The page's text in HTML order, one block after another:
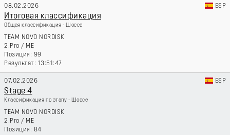
08.02.2026 ESP
Итоговая классификация
Общая классификация - Шоссе
TEAM NOVO NORDISK
2.Pro / ME
99
13:51:47
07.02.2026 ESP
Stage 4
Классификация по этапу - Шоссе
TEAM NOVO NORDISK
2.Pro / ME
84